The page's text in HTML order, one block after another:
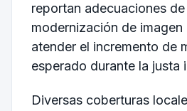
reportan adecuaciones
modernización de
atender el incremento de
esperado durante la justa
Diversas coberturas